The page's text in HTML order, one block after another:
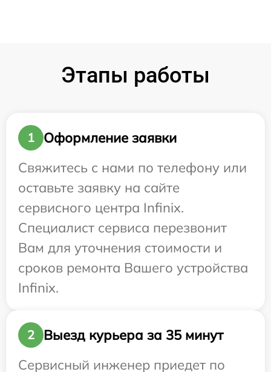
Этапы работы
1
Оформление заявки
Свяжитесь с нами по телефону или
оставьте заявку на сайте
сервисного центра Infinix.
Специалист сервиса перезвонит
Вам для уточнения стоимости и
сроков ремонта Вашего устройства
Infinix.
2
Выезд курьера за 35 минут
Сервисный инженер приедет по